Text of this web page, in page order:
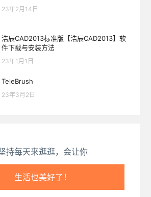
23年2月14日
浩辰CAD2013标准版【浩辰CAD2013】软
件下载与安装方法
23年1月1日
TeleBrush
23年3月2日
持每天来逛逛，会让你
生活也美好了！
走路也有劲了！
腰也不酸了！
工作也轻松了！